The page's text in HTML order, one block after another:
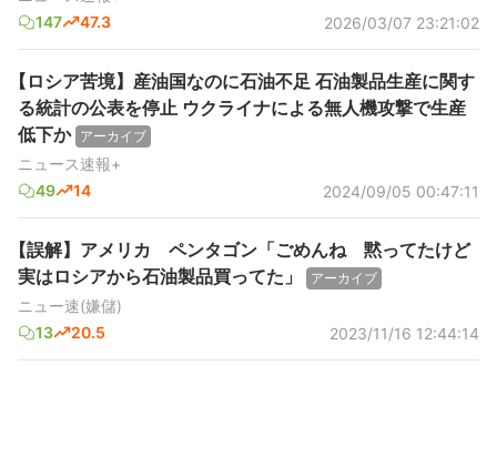
147
47.3 2026/03/07 23:21:02
【ロシア苦境】産油国なのに石油不足 石油製品生産に関す
る統計の公表を停止 ウクライナによる無人機攻撃で生産
低下か アーカイブ
ニュース速報+
49
14 2024/09/05 00:47:11
【誤解】アメリカ ペンタゴン「ごめんね 黙ってたけど
実はロシアから石油製品買ってた」
アーカイブ
ニュー速(嫌儲)
13
20.5 2023/11/16 12:44:14